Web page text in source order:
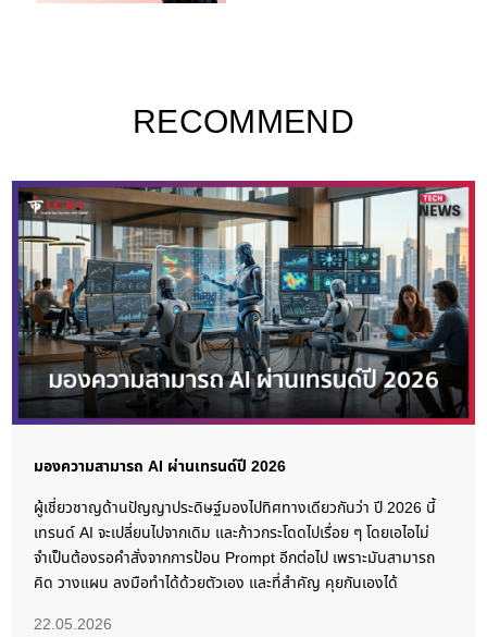
RECOMMEND
มองความสามารถ AI ผ่านเทรนด์ปี 2026
ผู้เชี่ยวชาญด้านปัญญาประดิษฐ์มองไปทิศทางเดียวกันว่า ปี 2026 นี้
เทรนด์ AI จะเปลี่ยนไปจากเดิม และก้าวกระโดดไปเรื่อย ๆ โดยเอไอไม่
จำเป็นต้องรอคำสั่งจากการป้อน Prompt อีกต่อไป เพราะมันสามารถ
คิด วางแผน ลงมือทำได้ด้วยตัวเอง และที่สำคัญ คุยกันเองได้
22.05.2026